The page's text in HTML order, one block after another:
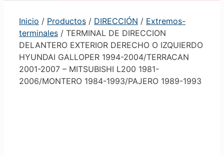
Inicio / Productos / DIRECCIÓN / Extremos-
terminales / TERMINAL DE DIRECCION
DELANTERO EXTERIOR DERECHO O IZQUIERDO
HYUNDAI GALLOPER 1994-2004/TERRACAN
2001-2007 – MITSUBISHI L200 1981-
2006/MONTERO 1984-1993/PAJERO 1989-1993